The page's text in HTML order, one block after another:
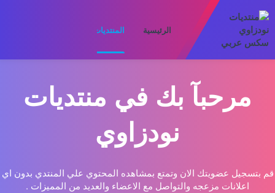
الرئيسية المنتديات
مرحبآ بك في منتديات
نودزاوي
قم بتسجيل عضويتك الان وتمتع بمشاهده المحتوي علي المنتدي بدون اي
اعلانات مزعجه والتواصل مع الاعضاء والعديد من المميزات .